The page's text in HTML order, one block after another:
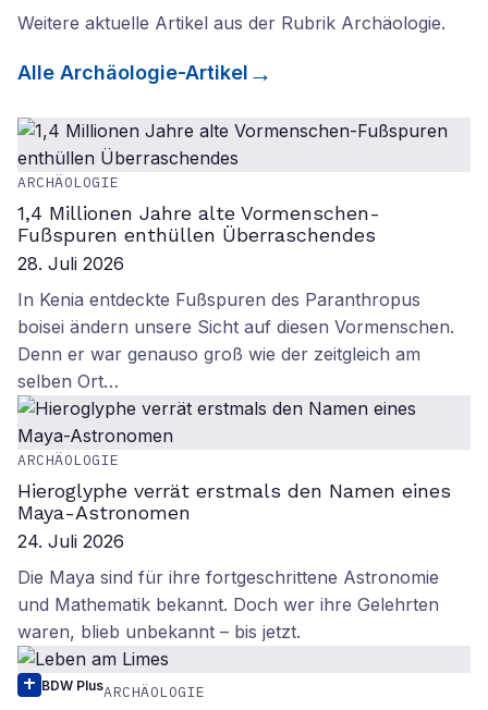
Weitere aktuelle Artikel aus der Rubrik Archäologie.
Alle Archäologie-Artikel
ARCHÄOLOGIE
1,4 Millionen Jahre alte Vormenschen-
Fußspuren enthüllen Überraschendes
28. Juli 2026
In Kenia entdeckte Fußspuren des Paranthropus
boisei ändern unsere Sicht auf diesen Vormenschen.
Denn er war genauso groß wie der zeitgleich am
selben Ort…
ARCHÄOLOGIE
Hieroglyphe verrät erstmals den Namen eines
Maya-Astronomen
24. Juli 2026
Die Maya sind für ihre fortgeschrittene Astronomie
und Mathematik bekannt. Doch wer ihre Gelehrten
waren, blieb unbekannt – bis jetzt.
BDW PlusARCHÄOLOGIE